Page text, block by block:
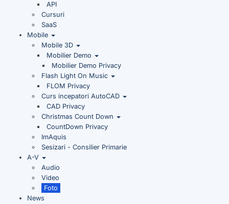
API
Cursuri
SaaS
Mobile
Mobile 3D
Mobilier Demo
Mobilier Demo Privacy
Flash Light On Music
FLOM Privacy
Curs incepatori AutoCAD
CAD Privacy
Christmas Count Down
CountDown Privacy
ImAquis
Sesizari - Consilier Primarie
A-V
Audio
Video
Foto
News